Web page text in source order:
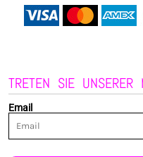
TRETEN SIE UNSERER
Email